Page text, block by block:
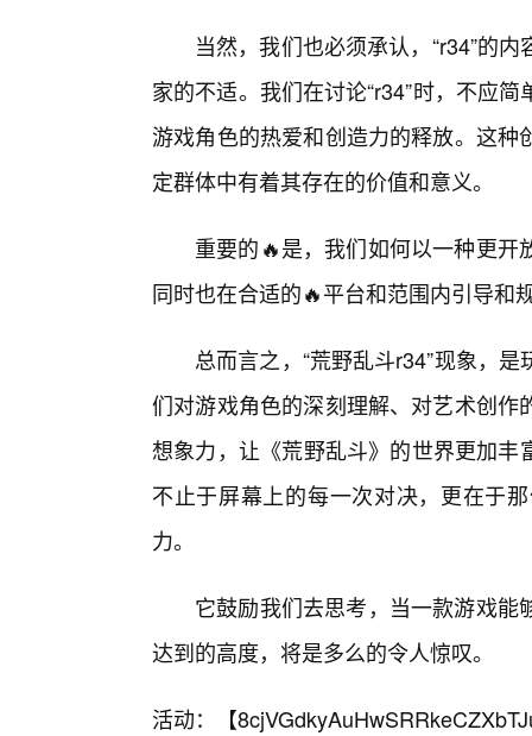
当然，我们也必须承认，“r34”的
家的不适。我们在讨论“r34”时，不应
游戏角色的热爱和创造力的释放。这
定群体中有着其存在的价值和意义。
重要的🔥是，我们如何以一种更
同时也在合适的🔥平台和范围内引导和
总而言之，“荒野乱斗r34”现象，
们对游戏角色的深刻理解、对艺术创
想象力，让《荒野乱斗》的世界更加
不止于屏幕上的每一次对决，更在于
力。
它鼓励我们去思考，当一款游戏
达到的高度，将是多么的令人惊叹。
活动：【